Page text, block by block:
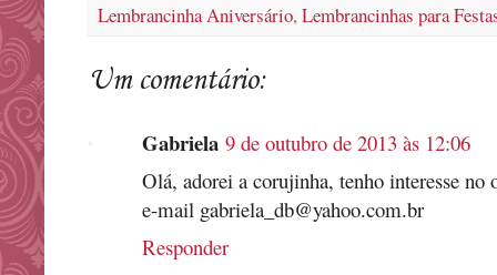
Lembrancinha Aniversário,Lembrancinhas para
Um comentário:
Gabriela 9 de outubro de 2013 às 12:06
Olá, adorei a corujinha, tenho interesse no
e-mail gabriela_db@yahoo.com.br
Responder